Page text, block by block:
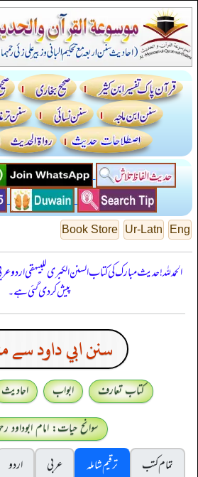
Eng
Ur-Latn
Book Store
الحمدللہ! حدیث مبارک کی کتاب السنن الكبرى للبيهقي
پیش کر دی گئی ہے۔
سنن ابي داود سے
کتاب تعارف ابواب احادیث
سوانح حیات: امام ابوداود
تمام کتب
ترقیم شاملہ عربی
اردو